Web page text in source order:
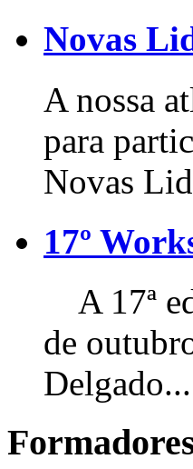
Novas
A nossa
para
Novas
17º
A 17ª
de
Delgado...